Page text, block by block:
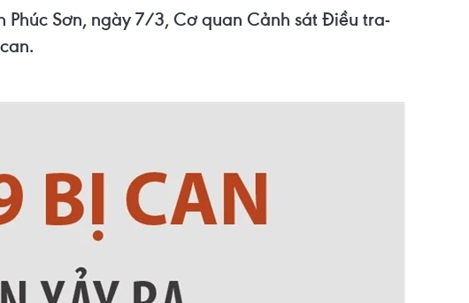
Sơn, ngày 7/3, Cơ quan Cảnh sát Điều tra-